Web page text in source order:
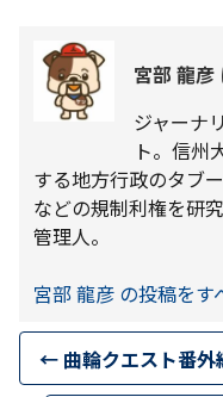
宮部 龍彦
ジャーナ
ト。信州
する地方行政のタブ
などの規制利権を研
管理人。
宮部 龍彦 の投稿をす
← 曲輪クエスト番